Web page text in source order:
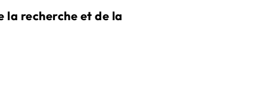
la recherche et de la